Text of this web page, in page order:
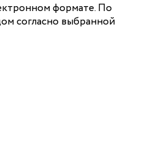
формате. По
согласно выбранной